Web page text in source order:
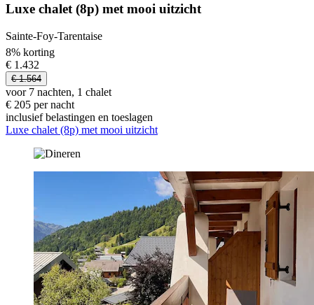
Luxe chalet (8p) met mooi uitzicht
Sainte-Foy-Tarentaise
8% korting
€ 1.432
€ 1.564
voor 7 nachten, 1 chalet
€ 205 per nacht
inclusief belastingen en toeslagen
Luxe chalet (8p) met mooi uitzicht